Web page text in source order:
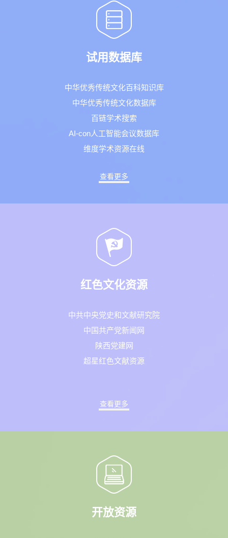
试用数据库
中华优秀传统文化百科知识库
中华优秀传统文化数据库
百链学术搜索
AI-con人工智能会议数据库
维度学术资源在线
查看更多
红色文化资源
中共中央党史和文献研究院
中国共产党新闻网
陕西党建网
超星红色文献资源
查看更多
开放资源